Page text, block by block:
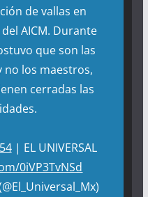
de vallas en
AICM. Durante
que son las
no los maestros,
cerradas las
| EL UNIVERSAL
0iVP3TvNSd